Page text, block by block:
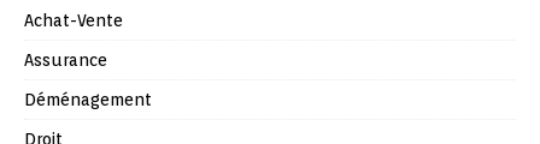
Achat-Vente
Assurance
Déménagement
Droit